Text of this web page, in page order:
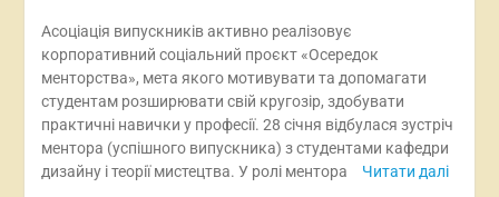
Асоціація випускників активно реалізовує
корпоративний соціальний проєкт «Осередок
менторства», мета якого мотивувати та допомагати
студентам розширювати свій кругозір, здобувати
практичні навички у професії. 28 січня відбулася зустріч
ментора (успішного випускника) з студентами кафедри
дизайну і теорії мистецтва. У ролі ментора
Читати далі